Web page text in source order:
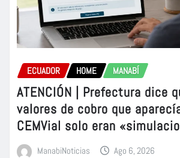
ECUADOR HOME MANABÍ
ATENCIÓN | Prefectura dice
valores de cobro que
CEMVial solo eran
ManabiNoticias Ago 6, 2026